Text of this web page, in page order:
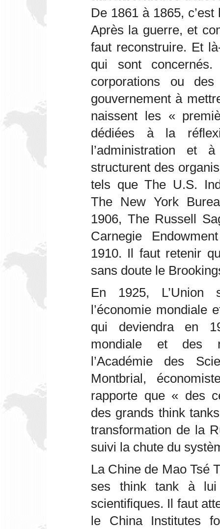
De 1861 à 1865,
Après la guerre, et
faut reconstruire. Et
qui sont
corporations ou
gouvernement à
naissent les «
dédiées à la
l’administration et
structurent des
tels que The U.S.
The New York
1906, The Russell
Carnegie
1910. Il faut retenir
sans doute le
En 1925, L’Union
l’économie mondiale
qui deviendra en
mondiale et des
l’Académie des
Montbrial,
rapporte que « des
des grands think
transformation de la
suivi la chute du
La Chine de Mao Tsé
ses think tank à lui
scientifiques. Il faut
le China Institutes